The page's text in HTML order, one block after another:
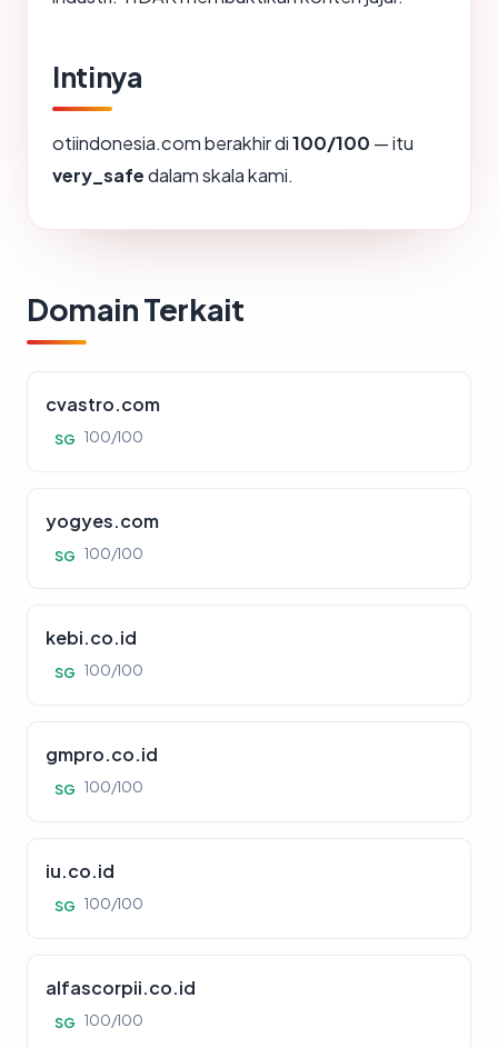
Intinya
otiindonesia.com berakhir di100/100 — itu
very_safedalam skala kami.
Domain Terkait
cvastro.com
SG 100/100
yogyes.com
SG 100/100
kebi.co.id
SG 100/100
gmpro.co.id
SG 100/100
iu.co.id
SG 100/100
alfascorpii.co.id
SG 100/100